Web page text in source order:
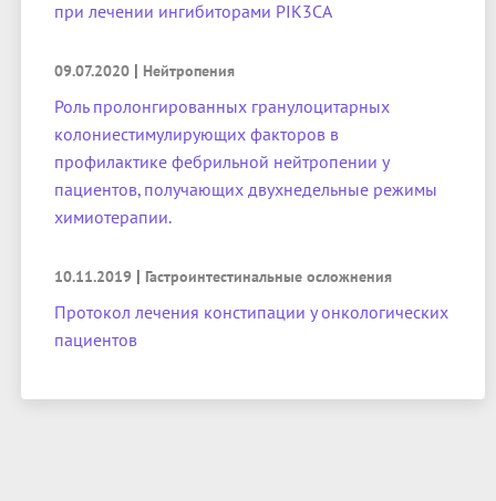
при лечении ингибиторами PIK3CA
09.07.2020| Нейтропения
Роль пролонгированных гранулоцитарных
колониестимулирующих факторов в
профилактике фебрильной нейтропении у
пациентов, получающих двухнедельные режимы
химиотерапии.
10.11.2019| Гастроинтестинальные осложнения
Протокол лечения констипации у онкологических
пациентов